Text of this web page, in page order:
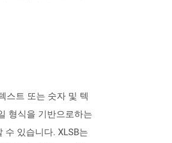
스트 또는 숫자 및 텍
형식을 기반으로하는
수 있습니다. XLSB는